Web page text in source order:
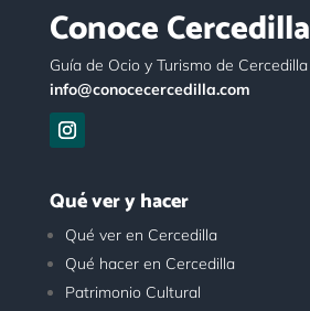
Conoce Cercedilla
Guía de Ocio y Turismo de Cercedilla
info@conocecercedilla.com
Qué ver y hacer
Qué ver en Cercedilla
Qué hacer en Cercedilla
Patrimonio Cultural